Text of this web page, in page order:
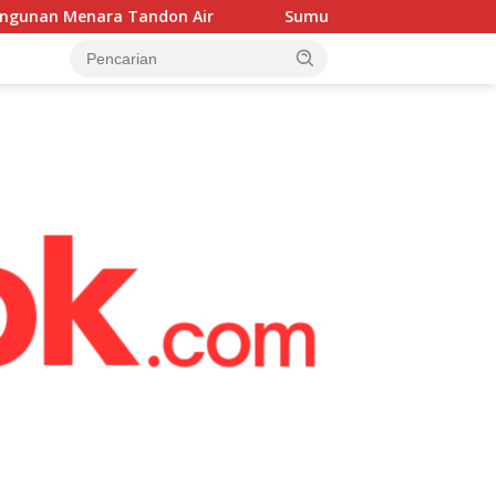
Air Sumur Bor Mulai Dikerjakan, Babinsa Hadir